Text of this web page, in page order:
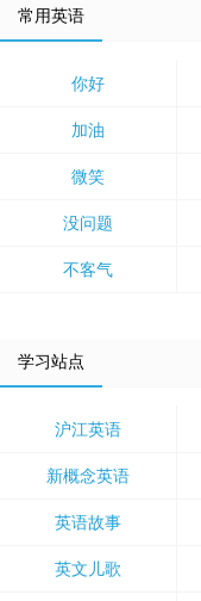
常用英语
你好
加油
微笑
没问题
不客气
学习站点
沪江英语
新概念英语
英语故事
英文儿歌